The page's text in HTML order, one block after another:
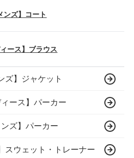
ンズ】コート
ィース】ブラウス
ズ】ジャケット
ィース】パーカー
ンズ】パーカー
スウェット・トレーナー